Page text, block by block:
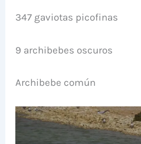
347 gaviotas picofinas
9 archibebes oscuros
Archibebe común